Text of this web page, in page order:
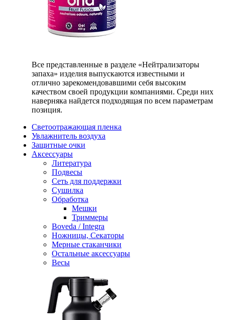
Все представленные в разделе «Нейтрализаторы
запаха» изделия выпускаются известными и
отлично зарекомендовавшими себя высоким
качеством своей продукции компаниями. Среди них
наверняка найдется подходящая по всем параметрам
позиция.
Светоотражающая пленка
Увлажнитель воздуха
Защитные очки
Аксессуары
Литература
Подвесы
Сеть для поддержки
Сушилка
Обработка
Мешки
Триммеры
Boveda / Integra
Ножницы, Секаторы
Мерные стаканчики
Остальные аксессуары
Весы